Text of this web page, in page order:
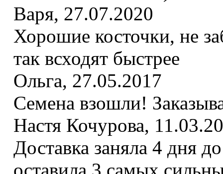
Варя, 27.07.2020
Хорошие косточки, не
так всходят быстрее
Ольга, 27.05.2017
Семена взошли!
Настя Кочурова,
Доставка заняла 4 дня
оставила 3 самых